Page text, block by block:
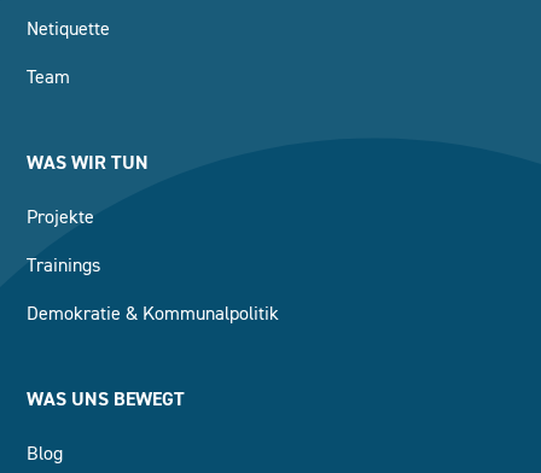
Netiquette
Team
WAS WIR TUN
Projekte
Trainings
Demokratie & Kommunalpolitik
WAS UNS BEWEGT
Blog